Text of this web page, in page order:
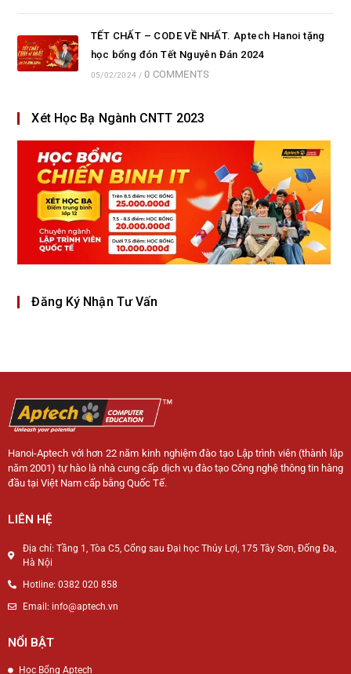
TẾT CHẤT – CODE VỀ NHẤT. Aptech Hanoi tặng
học bổng đón Tết Nguyên Đán 2024
05/02/2024 / 0 COMMENTS
Xét Học Bạ Ngành CNTT 2023
Đăng Ký Nhận Tư Vấn
Hanoi-Aptech với hơn 22 năm kinh nghiệm đào tạo Lập trình viên (thành lập
năm 2001) tự hào là nhà cung cấp dịch vụ đào tạo Công nghệ thông tin hàng
đầu tại Việt Nam cấp bằng Quốc Tế.
LIÊN HỆ
Địa chỉ: Tầng 1, Tòa C5, Cổng sau Đại học Thủy Lợi, 175 Tây Sơn, Đống Đa,
Hà Nội
Hotline: 0382 020 858
Email: info@aptech.vn
NỔI BẬT
Học Bổng Aptech